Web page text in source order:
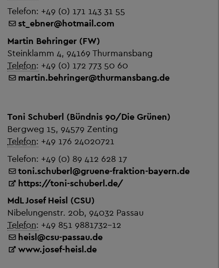
Telefon: +49 (0) 171 143 31 55
st_ebner@hotmail.com
Martin Behringer (FW)
Steinklamm 4, 94169 Thurmansbang
Telefon: +49 (0) 172 773 50 60
martin.behringer@thurmansbang.de
Toni Schuberl (Bündnis 90/Die Grünen)
Bergweg 15, 94579 Zenting
Telefon: +49 176 24020721
Telefon: +49 (0) 89 412 628 17
toni.schuberl@gruene-fraktion-bayern.de
https://toni-schuberl.de/
MdL Josef Heisl (CSU)
Nibelungenstr. 20b, 94032 Passau
Telefon: +49 851 9881732-12
heisl@csu-passau.de
www.josef-heisl.de